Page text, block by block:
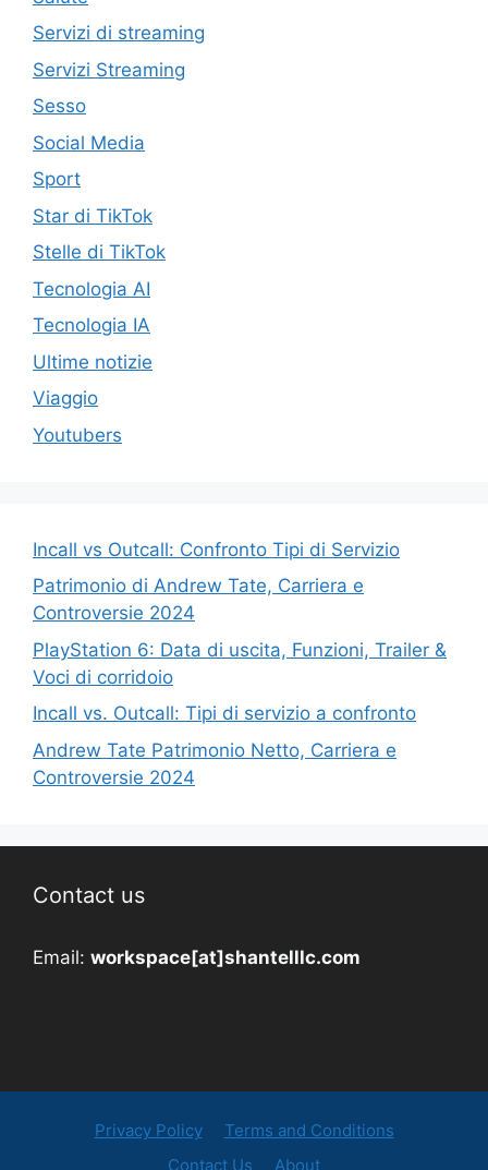
Servizi di streaming
Servizi Streaming
Sesso
Social Media
Sport
Star di TikTok
Stelle di TikTok
Tecnologia AI
Tecnologia IA
Ultime notizie
Viaggio
Youtubers
Incall vs Outcall: Confronto Tipi di Servizio
Patrimonio di Andrew Tate, Carriera e
Controversie 2024
PlayStation 6: Data di uscita, Funzioni, Trailer &
Voci di corridoio
Incall vs. Outcall: Tipi di servizio a confronto
Andrew Tate Patrimonio Netto, Carriera e
Controversie 2024
Contact us
Email: workspace[at]shantelllc.com
Privacy Policy
Terms and Conditions
Contact Us
About